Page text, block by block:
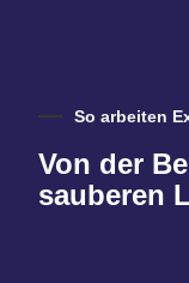
So arbeiten
Von der
sauberen